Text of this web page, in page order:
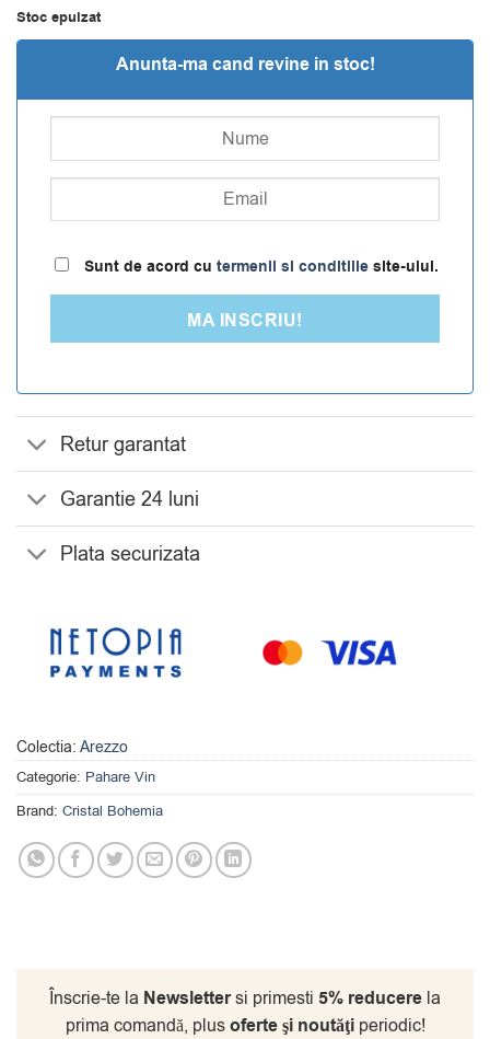
Stoc epuizat
Anunta-ma cand revine in stoc!
Sunt de acord cu termenii si conditiilesite-ului.
MA INSCRIU!
Retur garantat
Garantie 24 luni
Plata securizata
Colectia: Arezzo
Categorie: Pahare Vin
Brand: Cristal Bohemia
Înscrie-te la Newslettersi primesti 5% reducere la
prima comandă, plusoferte şi noutăţiperiodic!